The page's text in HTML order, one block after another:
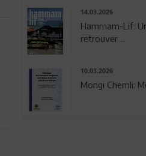
14.03.2026
Hammam-Lif:
retrouver ...
10.03.2026
Mongi Chemli: